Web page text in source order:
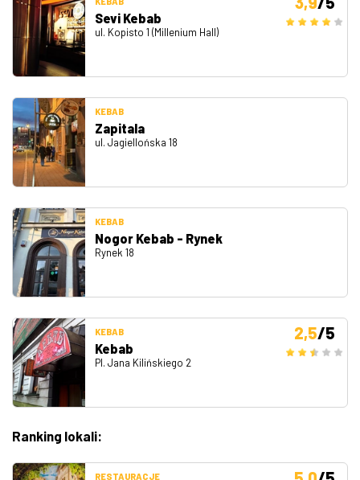
Sevi Kebab
ul. Kopisto 1 (Millenium Hall)
KEBAB
Zapitala
ul. Jagiellońska 18
KEBAB
Nogor Kebab - Rynek
Rynek 18
KEBAB
Kebab
Pl. Jana Kilińskiego 2
2,5/5
Ranking lokali:
RESTAURACJE